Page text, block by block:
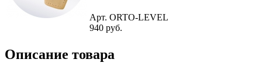
Арт. ORTO-LEVEL
940 руб.
Описание товара